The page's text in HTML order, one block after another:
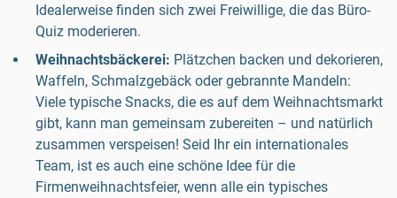
Idealerweise finden sich zwei Freiwillige, die das Büro-
Quiz moderieren.
Weihnachtsbäckerei: Plätzchen backen und dekorieren,
Waffeln, Schmalzgebäck oder gebrannte Mandeln:
Viele typische Snacks, die es auf dem Weihnachtsmarkt
gibt, kann man gemeinsam zubereiten – und natürlich
zusammen verspeisen! Seid Ihr ein internationales
Team, ist es auch eine schöne Idee für die
Firmenweihnachtsfeier, wenn alle ein typisches